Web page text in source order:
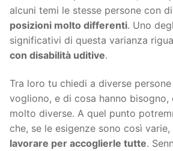
alcuni temi le stesse persone con
posizioni molto differenti. Uno
significativi di questa varianza
con disabilità uditive.
Tra loro tu chiedi a diverse
vogliono, e di cosa hanno
molto diverse. A quel punto
che, se le esigenze sono così varie,
lavorare per accoglierle tutte.